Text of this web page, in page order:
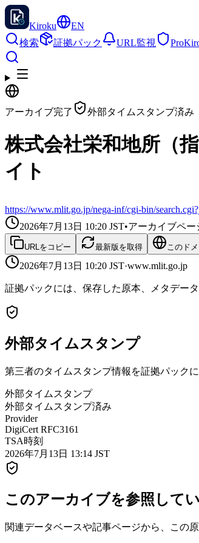
Kiroku
EN
検索
証拠パック URL監視 Pro
アーカイブ完了 外部タイムスタンプ済み
株式会社栄和地所（
イト
https://www.mlit.go.jp/nega-inf/cgi-bin/
2026年7月13日 10:20 JST•アーカイブペー
URLをコピー 最新版を取得 このド
2026年7月13日 10:20 JST·www.mlit.go.jp
証拠パックには、保存した原本、メタデー
外部タイムスタンプ
第三者のタイムスタンプ情報を証拠パックに
外部タイムスタンプ
外部タイムスタンプ済み
Provider
DigiCert RFC3161
TSA時刻
2026年7月13日 13:14 JST
このアーカイブを参照して
関連データベースや記事ページから、この